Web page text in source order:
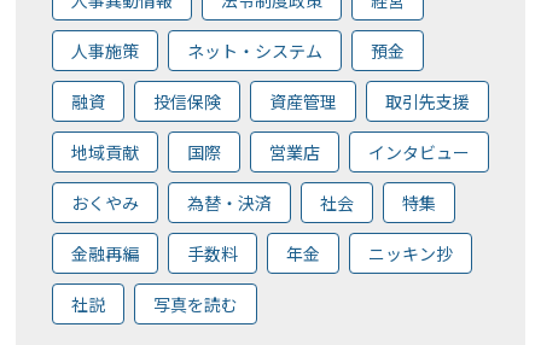
人事施策 ネット・システム 預金
融資 投信保険 資産管理 取引先支援
地域貢献 国際 営業店 インタビュー
おくやみ 為替・決済 社会 特集
金融再編 手数料 年金 ニッキン抄
社説 写真を読む